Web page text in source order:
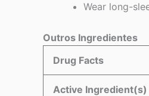
Wear long-
Outros Ingredientes
Drug Facts
Active Ingredient(s)